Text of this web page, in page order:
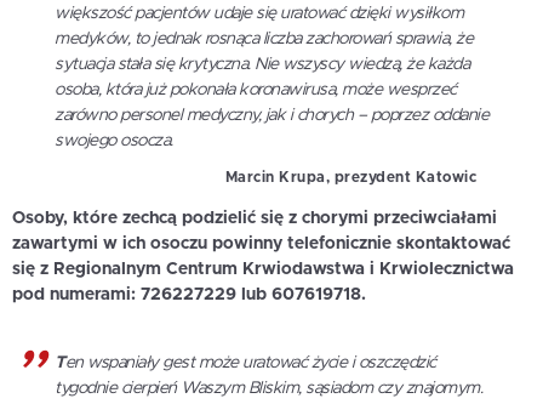
większość pacjentów udaje się uratować dzięki wysiłkom
medyków, to jednak rosnąca liczba zachorowań sprawia, że
sytuacja stała się krytyczna. Nie wszyscy wiedzą, że każda
osoba, która już pokonała koronawirusa, może wesprzeć
zarówno personel medyczny, jak i chorych – poprzez oddanie
swojego osocza.
Marcin Krupa, prezydent Katowic
Osoby, które zechcą podzielić się z chorymi przeciwciałami
zawartymi w ich osoczu powinny telefonicznie skontaktować
się z Regionalnym Centrum Krwiodawstwa i Krwiolecznictwa
pod numerami: 726227229 lub 607619718.
Ten wspaniały gest może uratować życie i oszczędzić
tygodnie cierpień Waszym Bliskim, sąsiadom czy znajomym.